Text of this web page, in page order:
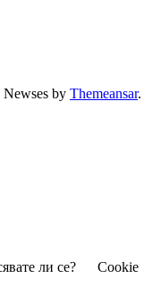
Newses by Themeansar.
ли се?
Cookie